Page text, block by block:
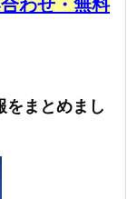
をまとめまし